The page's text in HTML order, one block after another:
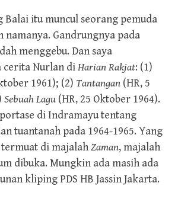
Balai itu muncul seorang pemuda
namanya. Gandrungnya pada
menggebu. Dan saya
cerita Nurlan diHarian Rakjat: (1)
1961); (2) Tantangan (HR, 5
Sebuah Lagu (HR, 25 Oktober 1964).
di Indramayu tentang
tuantanah pada 1964-1965. Yang
di majalahZaman, majalah
dibuka. Mungkin ada masih ada
kliping PDS HB Jassin Jakarta.